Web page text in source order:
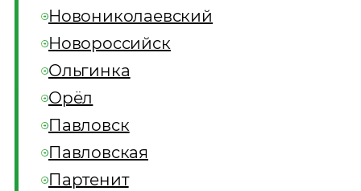
Новониколаевский
Новороссийск
Ольгинка
Орёл
Павловск
Павловская
Партенит